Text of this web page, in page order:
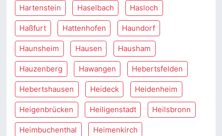
Hartenstein Haselbach Hasloch
Haßfurt Hattenhofen Haundorf
Haunsheim Hausen Hausham
Hauzenberg Hawangen Hebertsfelden
Hebertshausen Heideck Heidenheim
Heigenbrücken Heiligenstadt Heilsbronn
Heimbuchenthal Heimenkirch